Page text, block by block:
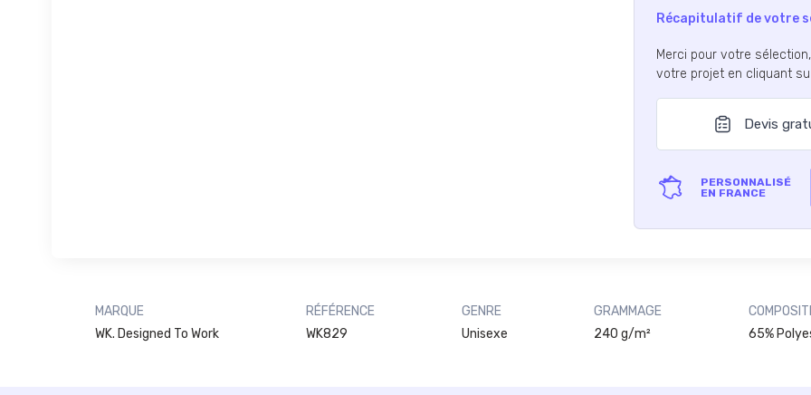
Récapitulatif de votre
Merci pour votre
votre projet en cliquant
Devis
PERSONNALISÉ
EN FRANCE
MARQUE
WK. Designed To Work
RÉFÉRENCE
WK829
GENRE
Unisexe
GRAMMAGE
240 g/m²
65%